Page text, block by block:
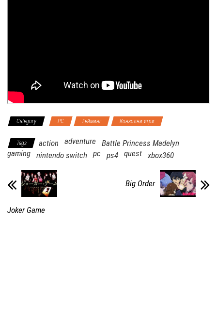
Category PC Гейминг Конзолни игри
Tags action adventure
Battle Princess Madelyn
gaming nintendo switch pc ps4 quest xbox360
Joker Game
Big Order